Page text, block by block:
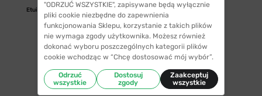
Etui/woreczek
"ODRZUĆ WSZYSTKIE", zapisywane będą wyłącznie
pliki cookie niezbędne do zapewnienia
funkcjonowania Sklepu, korzystanie z takich plików
nie wymaga zgody użytkownika. Możesz również
dokonać wyboru poszczególnych kategorii plików
cookie wchodząc w “Chcę dostosować mój wybór”.
Odrzuć
wszystkie
Dostosuj
zgody
Zaakceptuj
wszystkie